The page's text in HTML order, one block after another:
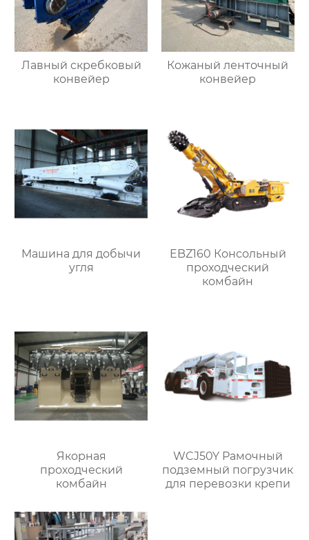
Лавный скребковый
конвейер
Кожаный ленточный
конвейер
Машина для добычи
угля
EBZ160 Консольный
проходческий
комбайн
Якорная
проходческий
комбайн
WCJ50Y Рамочный
подземный погрузчик
для перевозки крепи